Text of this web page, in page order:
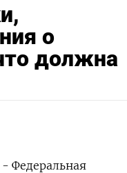
о
должна
Федеральная